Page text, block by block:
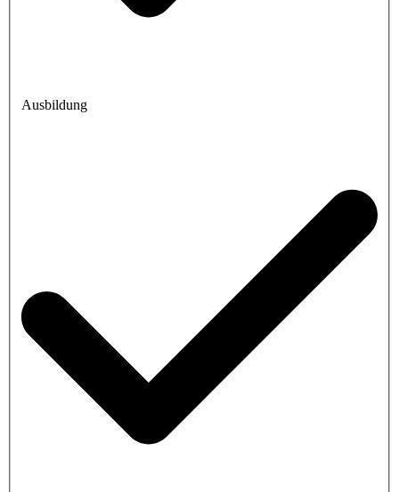
Ausbildung